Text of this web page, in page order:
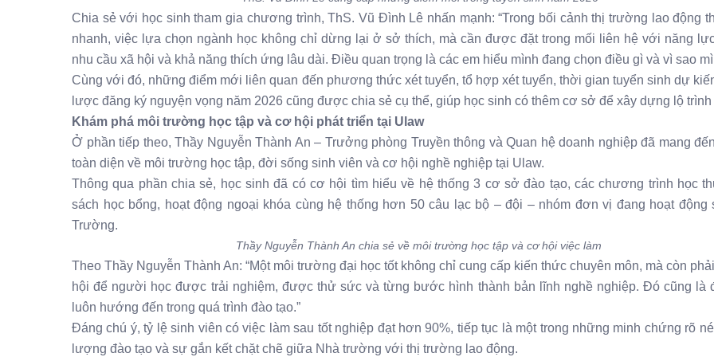
Chia sẻ với học sinh tham gia chương trình, ThS. Vũ Đình Lê nhấn mạnh: “Trong bối cảnh thị trường lao động
nhanh, việc lựa chọn ngành học không chỉ dừng lại ở sở thích, mà cần được đặt trong mối liên hệ với năng
nhu cầu xã hội và khả năng thích ứng lâu dài. Điều quan trọng là các em hiểu mình đang chọn điều gì và vì sao
Cùng với đó, những điểm mới liên quan đến phương thức xét tuyển, tổ hợp xét tuyển, thời gian tuyển sinh dự
lược đăng ký nguyện vọng năm 2026 cũng được chia sẻ cụ thể, giúp học sinh có thêm cơ sở để xây dựng lộ
Khám phá môi trường học tập và cơ hội phát triển tại Ulaw
Ở phần tiếp theo, Thầy Nguyễn Thành An – Trưởng phòng Truyền thông và Quan hệ doanh nghiệp đã mang
toàn diện về môi trường học tập, đời sống sinh viên và cơ hội nghề nghiệp tại Ulaw.
Thông qua phần chia sẻ, học sinh đã có cơ hội tìm hiểu về hệ thống 3 cơ sở đào tạo, các chương trình học
sách học bổng, hoạt động ngoại khóa cùng hệ thống hơn 50 câu lạc bộ – đội – nhóm đơn vị đang hoạt động
Trường.
Thầy Nguyễn Thành An chia sẻ về môi trường học tập và cơ hội việc làm
Theo Thầy Nguyễn Thành An: “Một môi trường đại học tốt không chỉ cung cấp kiến thức chuyên môn, mà còn
hội để người học được trải nghiệm, được thử sức và từng bước hình thành bản lĩnh nghề nghiệp. Đó cũng là
luôn hướng đến trong quá trình đào tạo.”
Đáng chú ý, tỷ lệ sinh viên có việc làm sau tốt nghiệp đạt hơn 90%, tiếp tục là một trong những minh chứng rõ
lượng đào tạo và sự gắn kết chặt chẽ giữa Nhà trường với thị trường lao động.